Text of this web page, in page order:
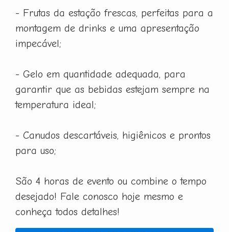
- Frutas da estação frescas, perfeitas para a
montagem de drinks e uma apresentação
impecável;
- Gelo em quantidade adequada, para
garantir que as bebidas estejam sempre na
temperatura ideal;
- Canudos descartáveis, higiênicos e prontos
para uso;
São 4 horas de evento ou combine o tempo
desejado! Fale conosco hoje mesmo e
conheça todos detalhes!